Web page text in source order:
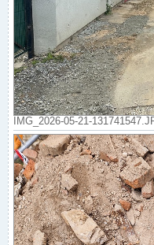
IMG_2026-05-21-